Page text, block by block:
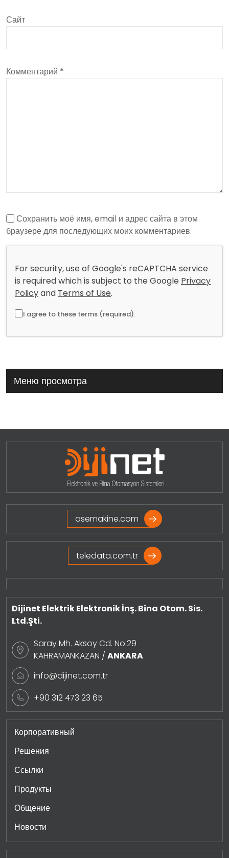
Комментарий *
Сайт
Сохранить моё имя, email и адрес сайта в этом
браузере для последующих моих комментариев.
For security, use of Google's reCAPTCHA service
is required which is subject to the Google Privacy
Policyand Terms of Use.
I agree to these terms (required).
Меню просмотра
asemakine.com
teledata.com.tr
Dijinet Elektrik Elektronik İnş. Bina Otom. Sis.
Ltd.Şti.
Saray Mh. Aksoy Cd. No:29
KAHRAMANKAZAN / ANKARA
info@dijinet.com.tr
+90 312 473 23 65
Корпоративный
Решения
Ссылки
Продукты
Общение
Новости